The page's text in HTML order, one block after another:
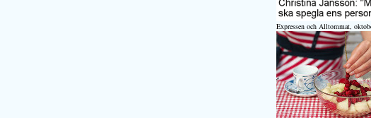
Expressen och Alltommat,